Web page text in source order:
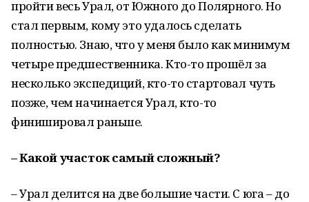
пройти весь Урал, от Южного до Полярного. Но
стал первым, кому это удалось сделать
полностью. Знаю, что у меня было как минимум
четыре предшественника. Кто-то прошёл за
несколько экспедиций, кто-то стартовал чуть
позже, чем начинается Урал, кто-то
финишировал раньше.
– Какой участок самый сложный?
– Урал делится на две большие части. С юга – до